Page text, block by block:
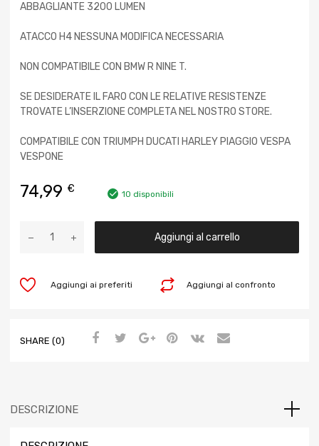
ABBAGLIANTE 3200 LUMEN
ATACCO H4 NESSUNA MODIFICA NECESSARIA
NON COMPATIBILE CON BMW R NINE T.
SE DESIDERATE IL FARO CON LE RELATIVE RESISTENZE
TROVATE L’INSERZIONE COMPLETA NEL NOSTRO STORE.
COMPATIBILE CON TRIUMPH DUCATI HARLEY PIAGGIO VESPA
VESPONE
74,99 € 10 disponibili
Aggiungi al carrello
Aggiungi al confronto
Aggiungi ai preferiti
SHARE (0)
DESCRIZIONE